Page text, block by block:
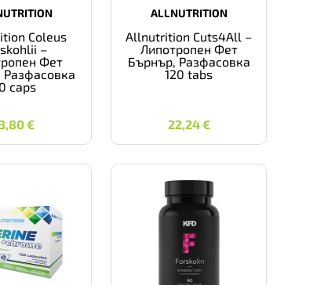
Coleus
–
Фет
Разфасовка
caps
€
€
ALLNUTRITION
Allnutrition Cuts4All –
Липотропен Фет
Бърнър, Разфасовка
120 tabs
22,24€
22,24 €